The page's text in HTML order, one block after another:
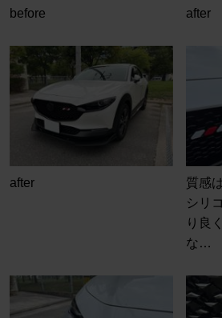
before after
after
質感
シリ
り良
な…